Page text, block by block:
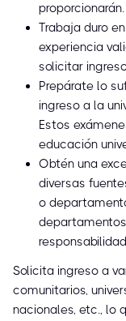
proporcionarán.
Trabaja duro
experiencia
solicitar
Prepárate lo
ingreso a la
Estos
educación
Obtén una
diversas
o
Solicita ingreso a
comunitarios,
nacionales, etc., lo